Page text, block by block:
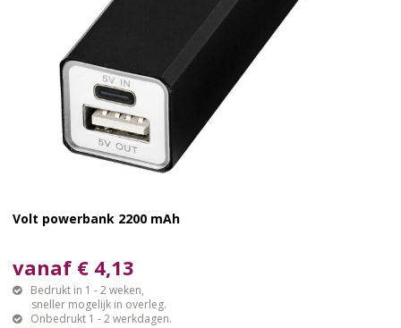
Volt powerbank 2200 mAh
vanaf € 4,13
Bedrukt in 1 - 2 weken,
sneller mogelijk in overleg.
Onbedrukt 1 - 2 werkdagen.